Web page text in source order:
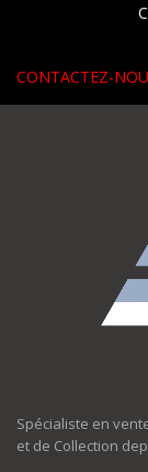
CONTACTEZ-
Spécialiste en
et de Collection